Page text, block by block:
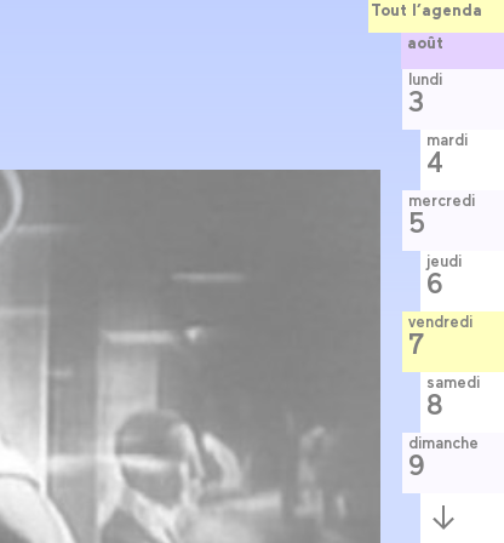
Tout l’agenda
août
lundi
3
mardi
4
mercredi
5
jeudi
6
vendredi
7
samedi
8
dimanche
9
Semaine
suivante